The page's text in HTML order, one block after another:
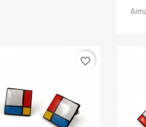
favorite_border